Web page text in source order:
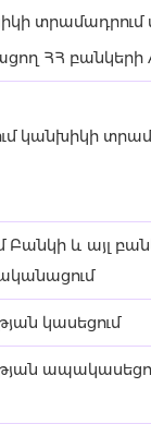
տրամադրում
ՀՀ բանկերի
կանխիկի
Բանկի և այլ
կասեցում